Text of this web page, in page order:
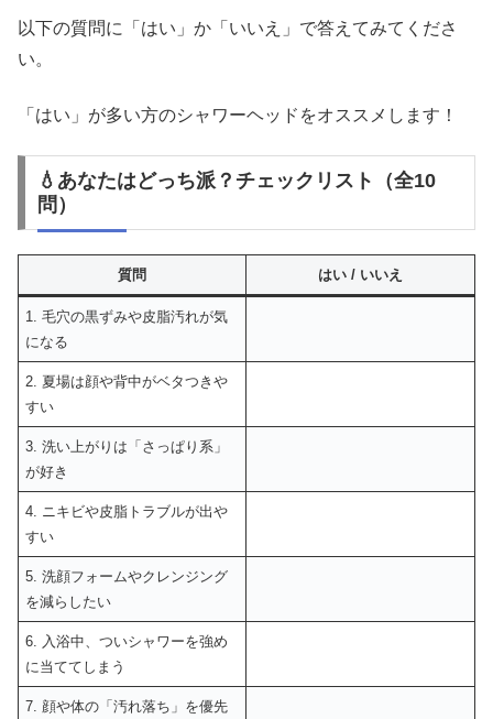
以下の質問に「はい」か「いいえ」で答えてみてくださ
い。
「はい」が多い方のシャワーヘッドをオススメします！
💧あなたはどっち派？チェックリスト（全10
問）
質問 はい / いいえ
1. 毛穴の黒ずみや皮脂汚れが気
になる
2. 夏場は顔や背中がベタつきや
すい
3. 洗い上がりは「さっぱり系」
が好き
4. ニキビや皮脂トラブルが出や
すい
5. 洗顔フォームやクレンジング
を減らしたい
6. 入浴中、ついシャワーを強め
に当ててしまう
7. 顔や体の「汚れ落ち」を優先